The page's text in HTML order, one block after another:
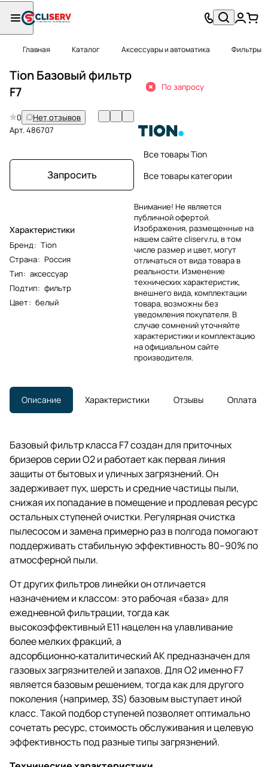
Главная Каталог Аксессуары и автоматика Фильтры
Tion Базовый фильтр
F7
0
Нет отзывов
Арт.486707
Запросить
Характеристики
Бренд: Tion
Страна: Россия
Тип: аксессуар
Подтип: фильтр
Цвет: белый
По запросу
Все товары Tion
Все товары категории
Внимание! Не является
публичной офертой.
Изображения, размещенные на
нашем сайте cliserv.ru, в том
числе размер и цвет, могут
отличаться от вида товара в
реальности. Изменение
технических характеристик,
внешнего вида, комплектации
товара, возможны без
уведомления покупателя. В
случае сомнений уточняйте
характеристики и комплектацию
на официальном сайте
производителя.
Описание Характеристики Отзывы Оплата
Базовый фильтр класса F7 создан для приточных
бризеров серии O2 и работает как первая линия
защиты от бытовых и уличных загрязнений. Он
задерживает пух, шерсть и средние частицы пыли,
снижая их попадание в помещение и продлевая ресурс
остальных ступеней очистки. Регулярная очистка
пылесосом и замена примерно раз в полгода помогают
поддерживать стабильную эффективность 80–90% по
атмосферной пыли.
От других фильтров линейки он отличается
назначением и классом: это рабочая «база» для
ежедневной фильтрации, тогда как
высокоэффективный E11 нацелен на улавливание
более мелких фракций, а
адсорбционно‑каталитический АК предназначен для
газовых загрязнителей и запахов. Для O2 именно F7
является базовым решением, тогда как для другого
поколения (например, 3S) базовым выступает иной
класс. Такой подбор ступеней позволяет оптимально
сочетать ресурс, стоимость обслуживания и целевую
эффективность под разные типы загрязнений.